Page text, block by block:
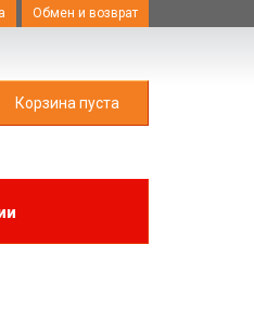
Обмен и возврат
Корзина пуста